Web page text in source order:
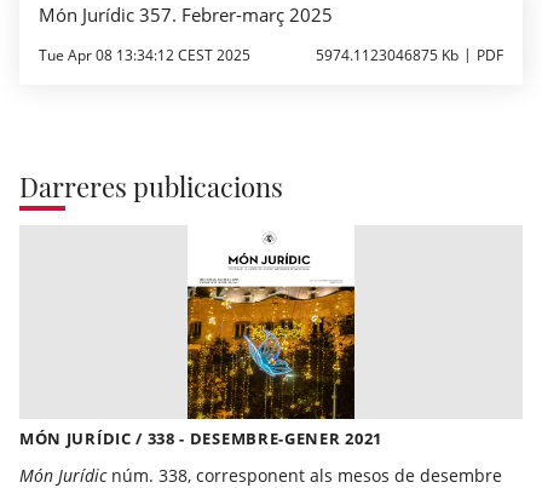
Món Jurídic 357. Febrer-març 2025
Tue Apr 08 13:34:12 CEST 2025 5974.1123046875 Kb PDF
Darreres publicacions
MÓN JURÍDIC / 338 - DESEMBRE-GENER 2021
Món Jurídicnúm. 338, corresponent als mesos de desembre